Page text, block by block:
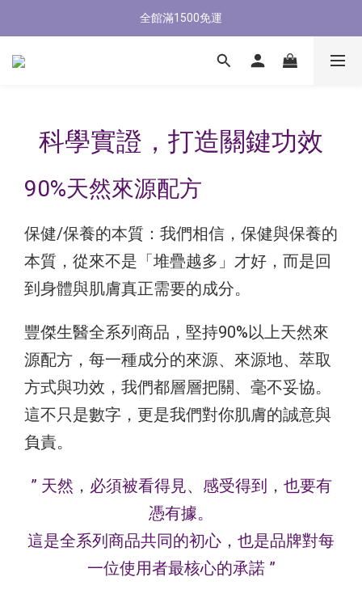
新會員首購輸入【NEW88】現折$88元
全館滿1500免運
新會員首購輸入【NEW88】現折$88元
科學實證， 打造關鍵功效
90%天然來源配方
保健/保養的本質：我們相信，保健與保養的
本質，從來不是「堆疊越多」才好，而是回
到身體與肌膚真正需要的成分。
豐傑生醫全系列商品，堅持90%以上天然來
源配方，每一種成分的來源、來源地、萃取
方式與功效，我們都層層把關、毫不妥協。
這不只是數字，更是我們對你肌膚的誠意與
負責。
” 天然，必須被看得見、感受得到，也要有
憑有據。
這是全系列商品共同的初心，也是品牌對每
一位使用者最核心的承諾 ”